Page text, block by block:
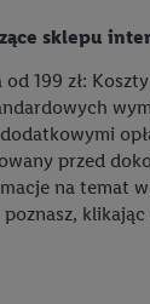
sklepu
199 zł:
przed
na temat